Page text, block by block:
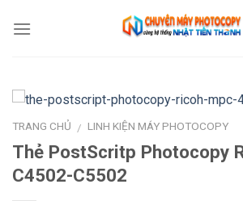
TRANG CHỦ / LINH KIỆN MÁY PHOTOCOPY
Thẻ PostScritp Photocopy
C4502-C5502